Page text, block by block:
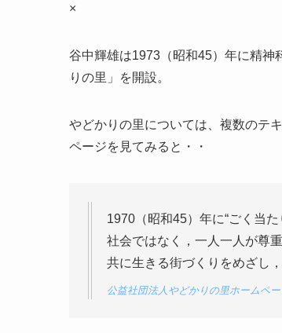
×
谷中輝雄は1973（昭和45）年に精神
りの里」を開設。
やどかりの里については、複数のテ
ページを見てみると・・
1970（昭和45）年に“ごく当
社会ではなく，一人一人が尊
共に生きる街づくりをめざし
公益社団法人やどかりの里ホームペ